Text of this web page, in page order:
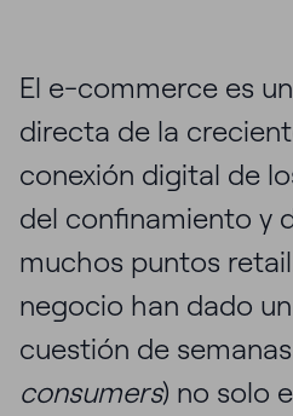
El e-commerce es
directa de la
conexión digital de
del confinamiento y
muchos puntos
negocio han dado
cuestión de
consumers) no solo